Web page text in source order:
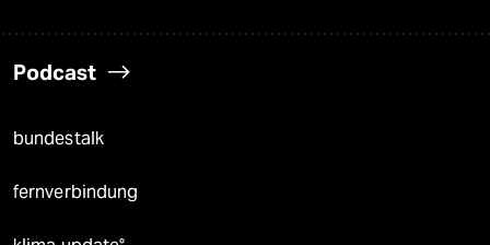
Podcast
bundestalk
fernverbindung